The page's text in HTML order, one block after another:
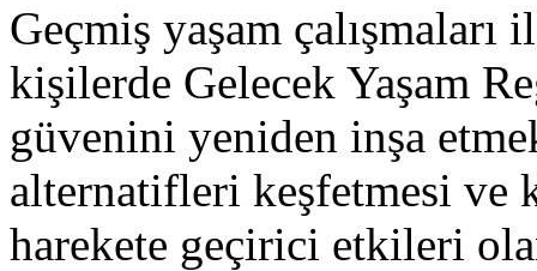
Geçmiş yaşam çalışmaları
kişilerde Gelecek Yaşam
güvenini yeniden inşa
alternatifleri keşfetmesi ve
harekete geçirici etkileri